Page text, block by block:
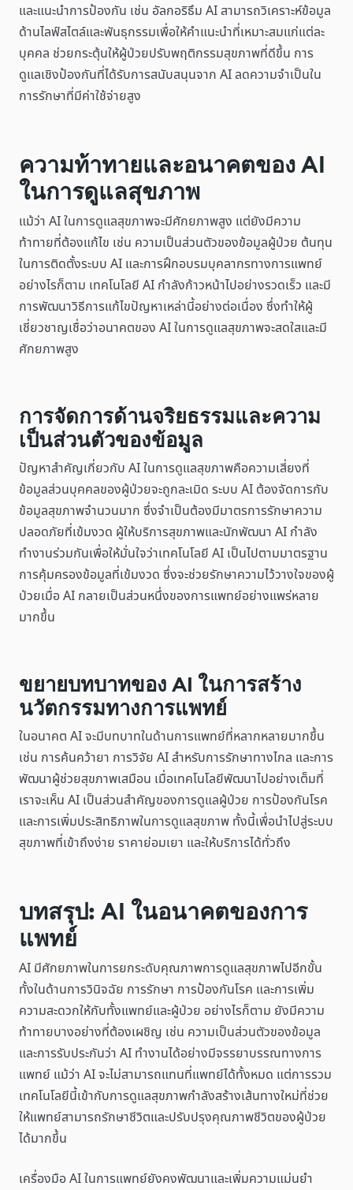
และแนะนำการป้องกัน เช่น อัลกอริธึม AI สามารถวิเคราะห์ข้อมูล
ด้านไลฟ์สไตล์และพันธุกรรมเพื่อให้คำแนะนำที่เหมาะสมแก่แต่ละ
บุคคล ช่วยกระตุ้นให้ผู้ป่วยปรับพฤติกรรมสุขภาพที่ดีขึ้น การ
ดูแลเชิงป้องกันที่ได้รับการสนับสนุนจาก AI ลดความจำเป็นใน
การรักษาที่มีค่าใช้จ่ายสูง
ความท้าทายและอนาคตของ AI
ในการดูแลสุขภาพ
แม้ว่า AI ในการดูแลสุขภาพจะมีศักยภาพสูง แต่ยังมีความ
ท้าทายที่ต้องแก้ไข เช่น ความเป็นส่วนตัวของข้อมูลผู้ป่วย ต้นทุน
ในการติดตั้งระบบ AI และการฝึกอบรมบุคลากรทางการแพทย์
อย่างไรก็ตาม เทคโนโลยี AI กำลังก้าวหน้าไปอย่างรวดเร็ว และมี
การพัฒนาวิธีการแก้ไขปัญหาเหล่านี้อย่างต่อเนื่อง ซึ่งทำให้ผู้
เชี่ยวชาญเชื่อว่าอนาคตของ AI ในการดูแลสุขภาพจะสดใสและมี
ศักยภาพสูง
การจัดการด้านจริยธรรมและความ
เป็นส่วนตัวของข้อมูล
ปัญหาสำคัญเกี่ยวกับ AI ในการดูแลสุขภาพคือความเสี่ยงที่
ข้อมูลส่วนบุคคลของผู้ป่วยจะถูกละเมิด ระบบ AI ต้องจัดการกับ
ข้อมูลสุขภาพจำนวนมาก ซึ่งจำเป็นต้องมีมาตรการรักษาความ
ปลอดภัยที่เข้มงวด ผู้ให้บริการสุขภาพและนักพัฒนา AI กำลัง
ทำงานร่วมกันเพื่อให้มั่นใจว่าเทคโนโลยี AI เป็นไปตามมาตรฐาน
การคุ้มครองข้อมูลที่เข้มงวด ซึ่งจะช่วยรักษาความไว้วางใจของผู้
ป่วยเมื่อ AI กลายเป็นส่วนหนึ่งของการแพทย์อย่างแพร่หลาย
มากขึ้น
ขยายบทบาทของ AI ในการสร้าง
นวัตกรรมทางการแพทย์
ในอนาคต AI จะมีบทบาทในด้านการแพทย์ที่หลากหลายมากขึ้น
เช่น การค้นคว้ายา การวิจัย AI สำหรับการรักษาทางไกล และการ
พัฒนาผู้ช่วยสุขภาพเสมือน เมื่อเทคโนโลยีพัฒนาไปอย่างเต็มที่
เราจะเห็น AI เป็นส่วนสำคัญของการดูแลผู้ป่วย การป้องกันโรค
และการเพิ่มประสิทธิภาพในการดูแลสุขภาพ ทั้งนี้เพื่อนำไปสู่ระบบ
สุขภาพที่เข้าถึงง่าย ราคาย่อมเยา และให้บริการได้ทั่วถึง
บทสรุป: AI ในอนาคตของการ
แพทย์
AI มีศักยภาพในการยกระดับคุณภาพการดูแลสุขภาพไปอีกขั้น
ทั้งในด้านการวินิจฉัย การรักษา การป้องกันโรค และการเพิ่ม
ความสะดวกให้กับทั้งแพทย์และผู้ป่วย อย่างไรก็ตาม ยังมีความ
ท้าทายบางอย่างที่ต้องเผชิญ เช่น ความเป็นส่วนตัวของข้อมูล
และการรับประกันว่า AI ทำงานได้อย่างมีจรรยาบรรณทางการ
แพทย์ แม้ว่า AI จะไม่สามารถแทนที่แพทย์ได้ทั้งหมด แต่การรวม
เทคโนโลยีนี้เข้ากับการดูแลสุขภาพกำลังสร้างเส้นทางใหม่ที่ช่วย
ให้แพทย์สามารถรักษาชีวิตและปรับปรุงคุณภาพชีวิตของผู้ป่วย
ได้มากขึ้น
เครื่องมือ AI ในการแพทย์ยังคงพัฒนาและเพิ่มความแม่นยำ